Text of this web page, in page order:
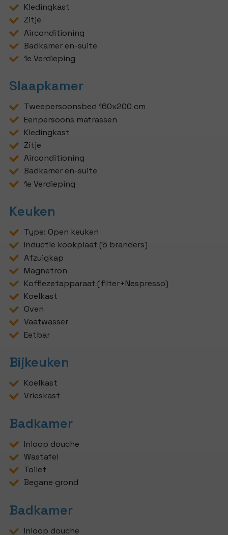
Kledingkast
Zitje
Airconditioning
Badkamer en-suite
1e Verdieping
Slaapkamer
Tweepersoonsbed 160x200 cm
Eenpersoons matrassen
Kledingkast
Zitje
Airconditioning
Badkamer en-suite
1e Verdieping
Keuken
Type: Open keuken
Inductie kookplaat (5 branders)
Afzuigkap
Magnetron
Koffiezetapparaat (filter+Nespresso)
Koelkast
Oven
Vaatwasser
Eetbar
Bijkeuken
Koelkast
Vrieskast
Badkamer
Inloop douche
Wastafel
Toilet
Begane grond
Badkamer
Inloop douche